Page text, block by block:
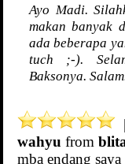
Ayo Madi.
makan banyak
ada beberapa
tuch ;-).
Baksonya.
wahyu from
mba endang